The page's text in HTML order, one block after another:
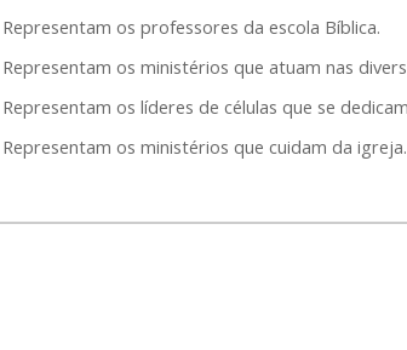
Representam os professores da escola Bíblica.
Representam os ministérios que atuam nas
Representam os líderes de células que se
Representam os ministérios que cuidam da igreja.